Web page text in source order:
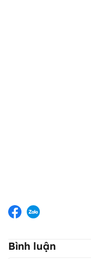
Bình luận